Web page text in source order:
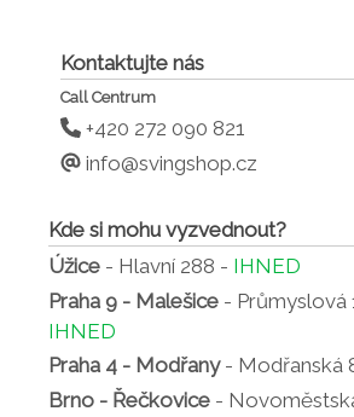
Kontaktujte nás
Call Centrum
+420 272 090 821
info@svingshop.cz
Kde si mohu vyzvednout?
Úžice - Hlavní 288 - IHNED
Praha 9 - Malešice - Průmyslová
IHNED
Praha 4 - Modřany- Modřanská
Brno - Řečkovice -